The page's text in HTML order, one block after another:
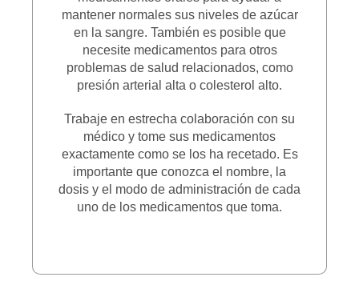
mantener normales sus niveles de azúcar
en la sangre. También es posible que
necesite medicamentos para otros
problemas de salud relacionados, como
presión arterial alta o colesterol alto.
Trabaje en estrecha colaboración con su
médico y tome sus medicamentos
exactamente como se los ha recetado. Es
importante que conozca el nombre, la
dosis y el modo de administración de cada
uno de los medicamentos que toma.